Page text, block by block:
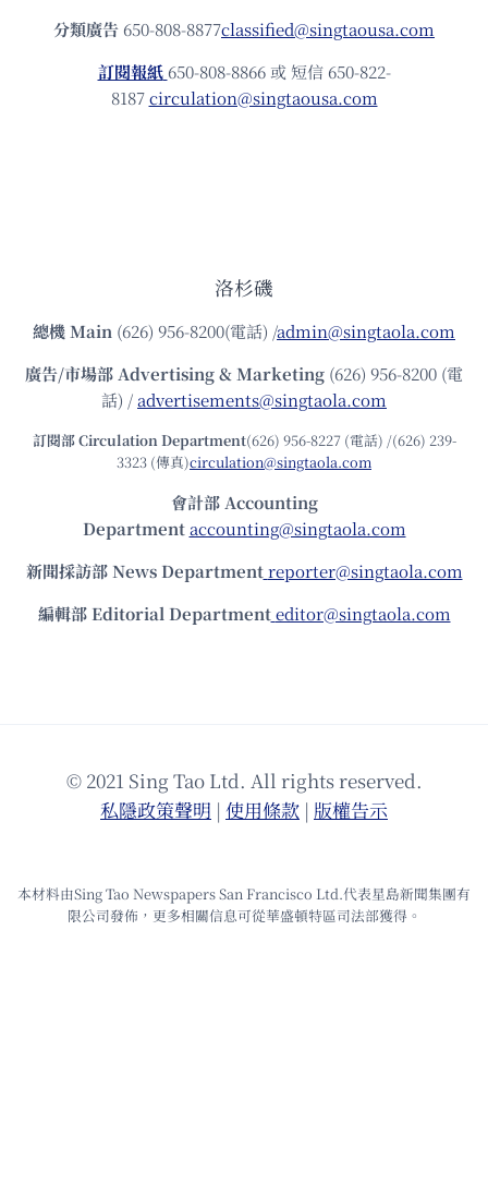
分類廣告 650-808-8877classified@singtaousa.com
訂閱報紙 650-808-8866 或 短信 650-822-
8187circulation@singtaousa.com
洛杉磯
總機Main (626) 956-8200(電話) /admin@singtaola.com
廣告/市場部Advertising & Marketing (626) 956-8200 (電
話) /advertisements@singtaola.com
訂閱部 Circulation Department(626) 956-8227 (電話) /(626) 239-
3323 (傳真)circulation@singtaola.com
會計部 Accounting
Department accounting@singtaola.com
新聞採訪部 News Department reporter@singtaola.com
編輯部 Editorial Department editor@singtaola.com
© 2021 Sing Tao Ltd. All rights reserved.
私隱政策聲明 | 使⽤條款 | 版權告⽰
本材料由Sing Tao Newspapers San Francisco Ltd.代表星島新聞集團有
限公司發佈，更多相關信息可從華盛頓特區司法部獲得。